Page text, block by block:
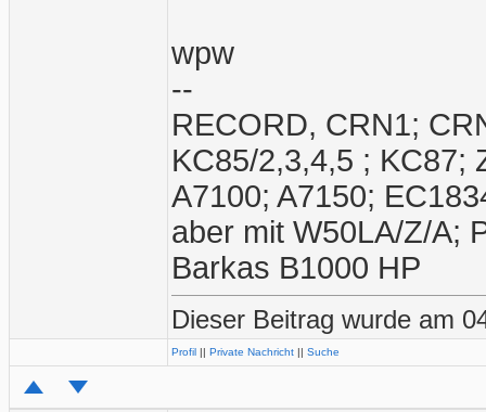
wpw
--
RECORD, CRN1;
KC85/2,3,4,5 ; KC87;
A7100; A7150;
aber mit W50LA/Z/A;
Barkas B1000 HP
Dieser Beitrag wurde am
Profil || Private Nachricht || Suche